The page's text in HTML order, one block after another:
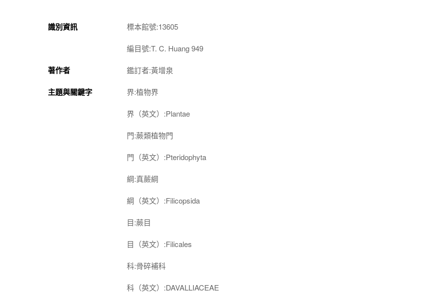
識別資訊 標本館號:13605
編目號:T. C. Huang 949
著作者 鑑訂者:黃增泉
主題與關鍵字 界:植物界
界（英文）:Plantae
門:蕨類植物門
門（英文）:Pteridophyta
綱:真蕨綱
綱（英文）:Filicopsida
目:蕨目
目（英文）:Filicales
科:骨碎補科
科（英文）:DAVALLIACEAE